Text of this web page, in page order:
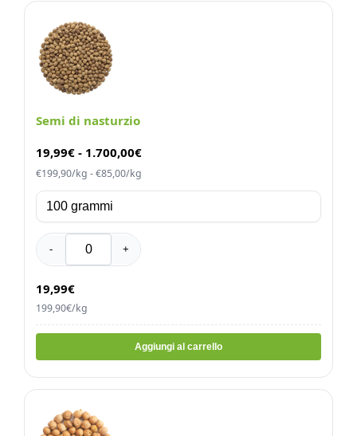
Semi di nasturzio
19,99€ - 1.700,00€
€199,90/kg - €85,00/kg
- +
19,99€
199,90€/kg
Aggiungi al carrello